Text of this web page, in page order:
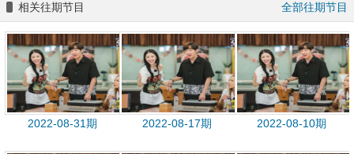
相关往期节目 全部往期节目
2022-08-31期 2022-08-17期 2022-08-10期